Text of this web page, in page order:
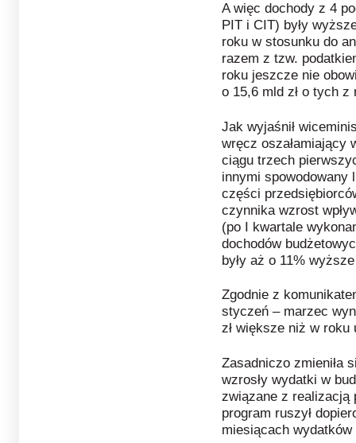
A więc dochody z 4
PIT i CIT) były
roku w stosunku do
razem z tzw.
roku jeszcze nie
o 15,6 mld zł o tych z
Jak wyjaśnił
wręcz oszałamiający
ciągu trzech
innymi spowodowany
części
czynnika wzrost
(po I kwartale
dochodów
były aż o 11%
Zgodnie z
styczeń – marzec
zł większe niż w roku
Zasadniczo zmieniła
wzrosły wydatki w
związane z realizacją
program ruszył
miesiącach